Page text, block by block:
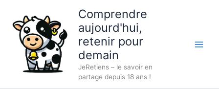
contenu
Comprendre
aujourd'hui,
retenir pour
demain
JeRetiens – le savoir en
partage depuis 18 ans !